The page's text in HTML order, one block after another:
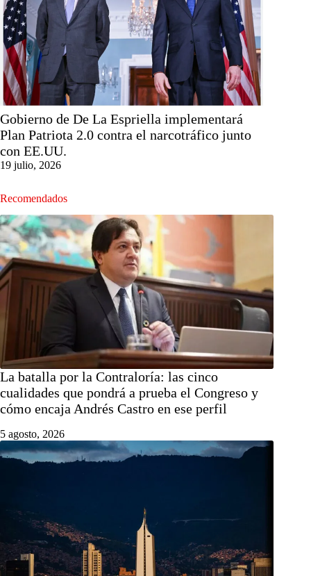
Gobierno de De La Espriella implementará
Plan Patriota 2.0 contra el narcotráfico junto
con EE.UU.
19 julio, 2026
Recomendados
La batalla por la Contraloría: las cinco
cualidades que pondrá a prueba el Congreso y
cómo encaja Andrés Castro en ese perfil
5 agosto, 2026